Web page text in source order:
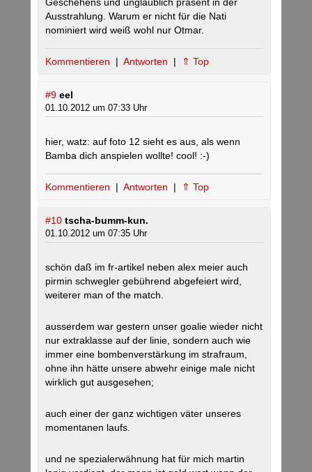
Ausstrahlung. Warum er nicht für die Nati
nominiert wird weiß wohl nur Otmar.
Kommentieren | Antworten | ⇑ Top
#9 eel
01.10.2012 um 07:33 Uhr
hier, watz: auf foto 12 sieht es aus, als wenn
Bamba dich anspielen wollte! cool! :-)
Kommentieren | Antworten | ⇑ Top
#10 tscha-bumm-kun.
01.10.2012 um 07:35 Uhr
schön daß im fr-artikel neben alex meier auch
pirmin schwegler gebührend abgefeiert wird,
weiterer man of the match.
ausserdem war gestern unser goalie wieder nicht
nur extraklasse auf der linie, sondern auch wie
immer eine bombenverstärkung im strafraum,
ohne ihn hätte unsere abwehr einige male nicht
wirklich gut ausgesehen;
auch einer der ganz wichtigen väter unseres
momentanen laufs.
und ne spezialerwähnung hat für mich martin